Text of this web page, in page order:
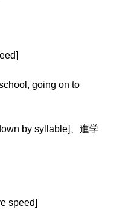
going on to
by syllable]、進学
speed]